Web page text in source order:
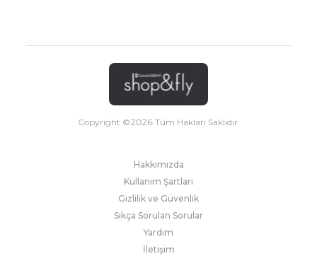
Copyright ©2026Tüm Hakları Saklıdır.
Hakkımızda
Kullanım Şartları
Gizlilik ve Güvenlik
Sıkça Sorulan Sorular
Yardım
İletişim